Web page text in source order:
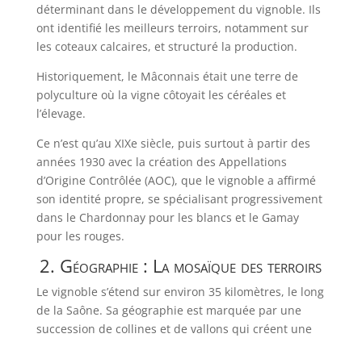
déterminant dans le développement du vignoble. Ils
ont identifié les meilleurs terroirs, notamment sur
les coteaux calcaires, et structuré la production.
Historiquement, le Mâconnais était une terre de
polyculture où la vigne côtoyait les céréales et
l’élevage.
Ce n’est qu’au XIXe siècle, puis surtout à partir des
années 1930 avec la création des Appellations
d’Origine Contrôlée (AOC), que le vignoble a affirmé
son identité propre, se spécialisant progressivement
dans le Chardonnay pour les blancs et le Gamay
pour les rouges.
2. Géographie : La mosaïque des terroirs
Le vignoble s’étend sur environ 35 kilomètres, le long
de la Saône. Sa géographie est marquée par une
succession de collines et de vallons qui créent une